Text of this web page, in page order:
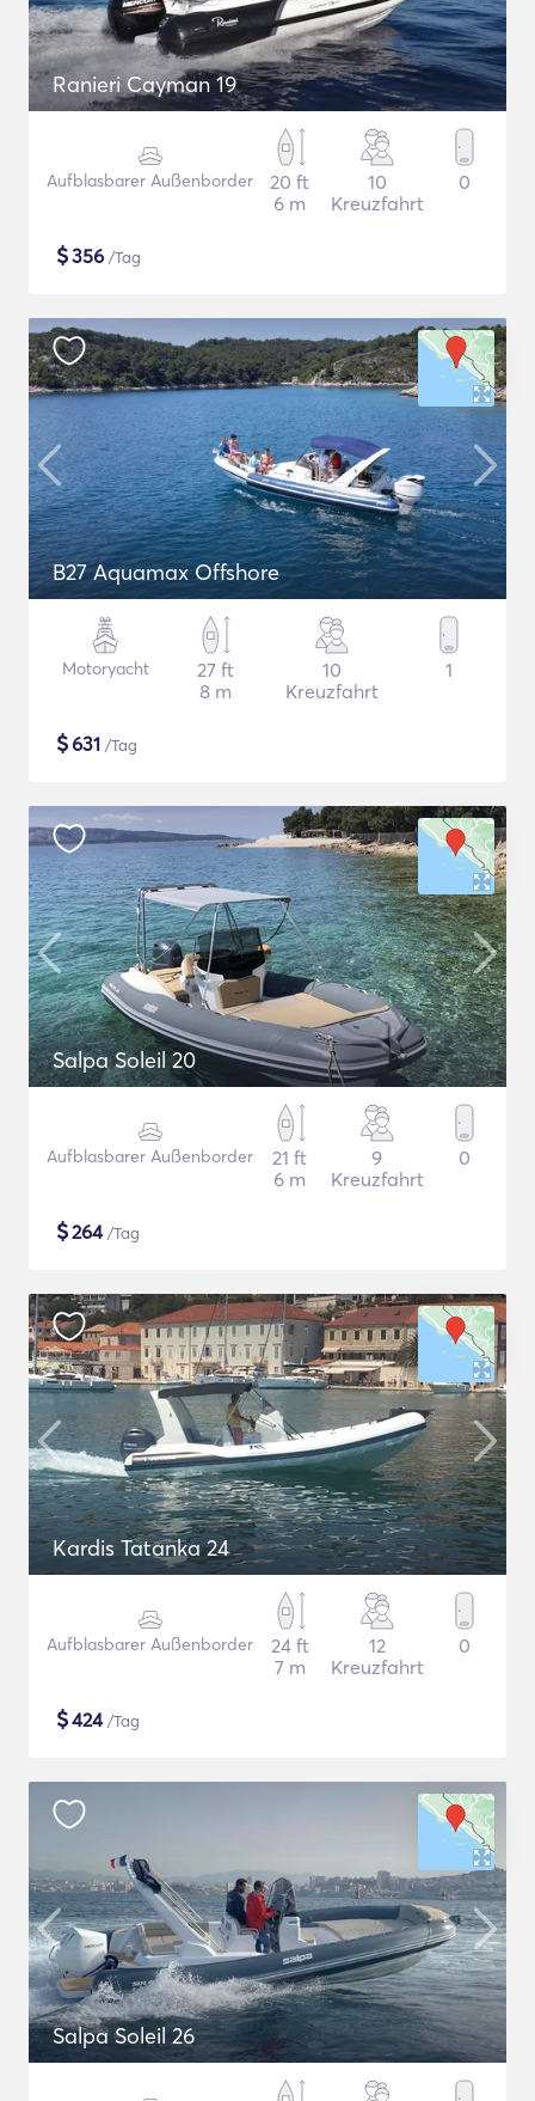
Ranieri Cayman 19
Aufblasbarer Außenborder
20 ft
6 m
10
Kreuzfahrt
0
$356 /Tag
B27 Aquamax Offshore
Motoryacht
27 ft
8 m
10
Kreuzfahrt
1
$631 /Tag
Salpa Soleil 20
Aufblasbarer Außenborder
21 ft
6 m
9
Kreuzfahrt
0
$264/Tag
Kardis Tatanka 24
Aufblasbarer Außenborder
24 ft
7 m
12
Kreuzfahrt
0
$424/Tag
Salpa Soleil 26